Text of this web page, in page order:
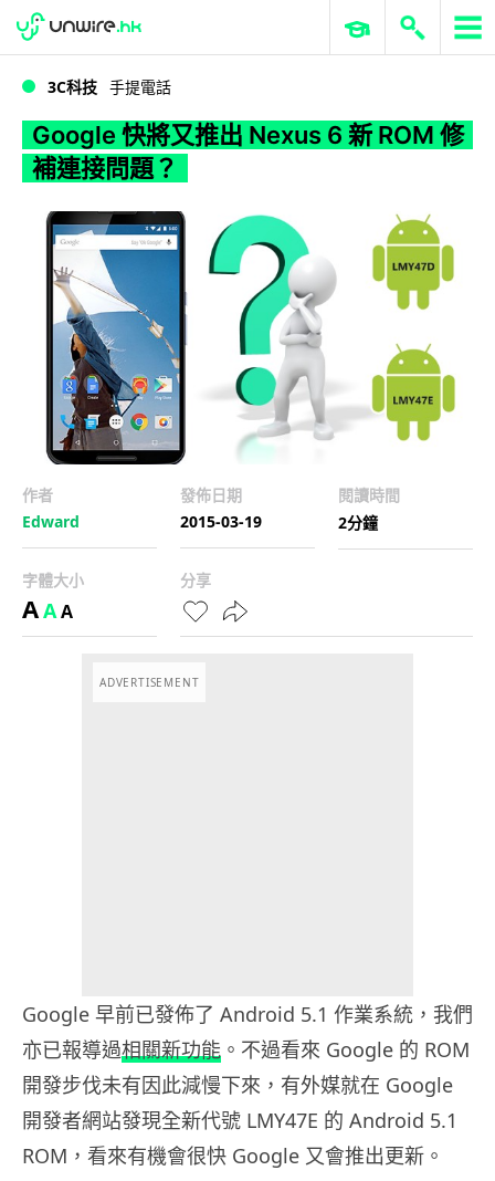
WWDC 2026 ERP 與商業 AI
3C科技 手提電話
Google 快將又推出 Nexus 6 新 ROM 修
補連接問題？
作者
Edward
發佈日期
2015-03-19
閱讀時間
2分鐘
字體大小
AAA
分享
ADVERTISEMENT
Google 早前已發佈了 Android 5.1 作業系統，我們
亦已報導過相關新功能 。不過看來 Google 的 ROM
開發步伐未有因此減慢下來，有外媒就在 Google
開發者網站發現全新代號 LMY47E 的 Android 5.1
ROM，看來有機會很快 Google 又會推出更新。